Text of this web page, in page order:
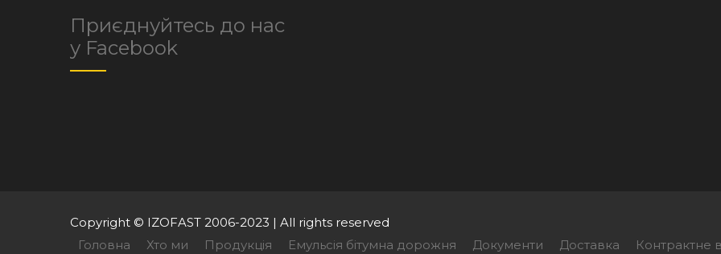
Приєднуйтесь до нас
у Facebook
Copyright © IZOFAST 2006-2023 | All rights reserved
Головна
Хто ми Продукція Емульсія бітумна дорожня Документи Доставка Контрактне